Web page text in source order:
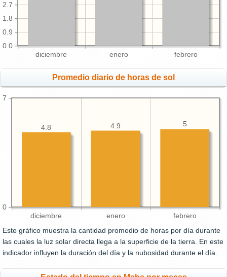
diciembre enero febrero
0.0
0.9
1.8
2.7
Promedio diario de horas de sol
diciembre enero febrero
0
7
5
4.9
4.8
Este gráfico muestra la cantidad promedio de horas por día durante
las cuales la luz solar directa llega a la superficie de la tierra. En este
indicador influyen la duración del día y la nubosidad durante el día.